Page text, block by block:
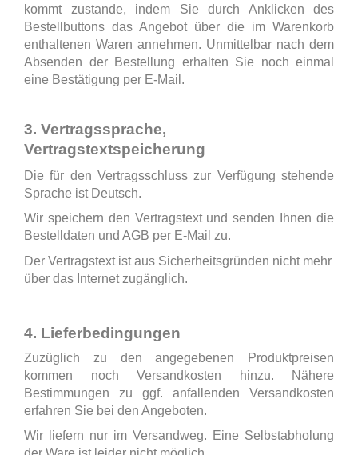
kommt zustande, indem Sie durch Anklicken des
Bestellbuttons das Angebot über die im Warenkorb
enthaltenen Waren annehmen. Unmittelbar nach dem
Absenden der Bestellung erhalten Sie noch einmal
eine Bestätigung per E-Mail.
3. Vertragssprache,
Vertragstextspeicherung
Die für den Vertragsschluss zur Verfügung stehende
Sprache ist Deutsch.
Wir speichern den Vertragstext und senden Ihnen die
Bestelldaten und AGB per E-Mail zu.
Der Vertragstext ist aus Sicherheitsgründen nicht mehr
über das Internet zugänglich.
4. Lieferbedingungen
Zuzüglich zu den angegebenen Produktpreisen
kommen noch Versandkosten hinzu. Nähere
Bestimmungen zu ggf. anfallenden Versandkosten
erfahren Sie bei den Angeboten.
Wir liefern nur im Versandweg. Eine Selbstabholung